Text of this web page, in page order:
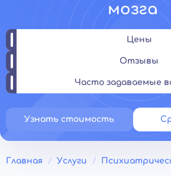
мозга
Цены
Отзывы
Часто задаваемые
Узнать стоимость
Главная Услуги